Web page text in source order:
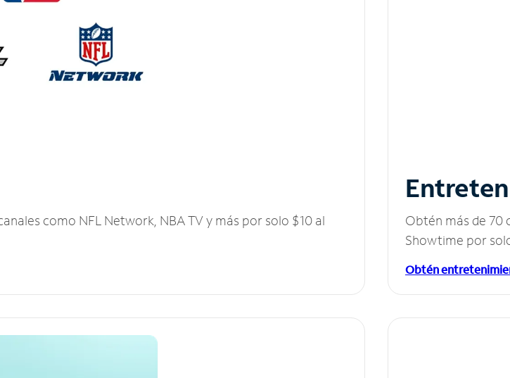
como NFL Network, NBA TV y más por solo $10 al
Obtén más de 70
Showtime por
Obtén